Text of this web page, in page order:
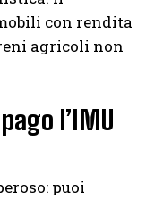
con rendita
agricoli non
l’IMU
puoi